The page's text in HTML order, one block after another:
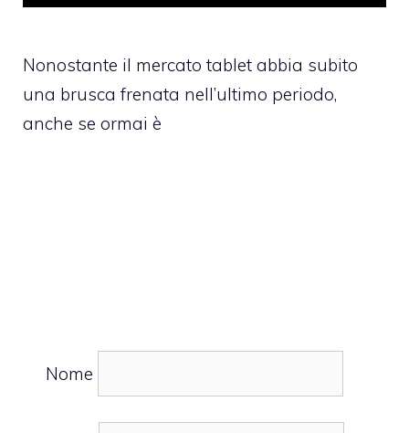
Nonostante il mercato tablet abbia subito
una brusca frenata nell’ultimo periodo,
anche se ormai è
Nome